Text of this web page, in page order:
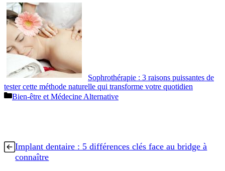
Sophrothérapie : 3 raisons puissantes de
tester cette méthode naturelle qui transforme votre quotidien
Catégories
Bien-être et Médecine Alternative
Implant dentaire : 5 différences clés face au bridge à
connaître